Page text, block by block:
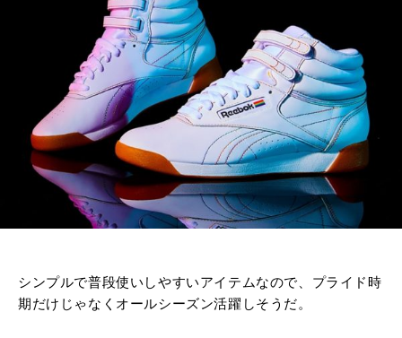
シンプルで普段使いしやすいアイテムなので、プライド時
期だけじゃなくオールシーズン活躍しそうだ。